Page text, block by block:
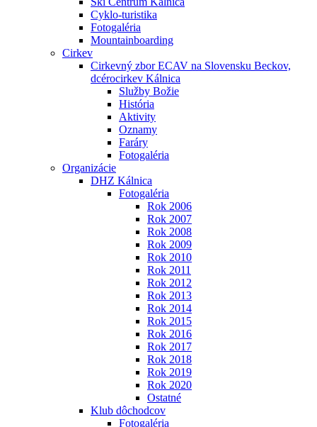
Cyklo-turistika
Fotogaléria
Mountainboarding
Cirkev
Cirkevný zbor ECAV na Slovensku Beckov,
dcérocirkev Kálnica
Služby Božie
História
Aktivity
Oznamy
Faráry
Fotogaléria
Organizácie
DHZ Kálnica
Fotogaléria
Rok 2006
Rok 2007
Rok 2008
Rok 2009
Rok 2010
Rok 2011
Rok 2012
Rok 2013
Rok 2014
Rok 2015
Rok 2016
Rok 2017
Rok 2018
Rok 2019
Rok 2020
Ostatné
Klub dôchodcov
Fotogaléria